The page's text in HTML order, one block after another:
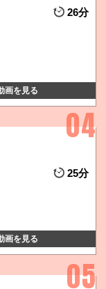
26分
画を見る
25分
画を見る